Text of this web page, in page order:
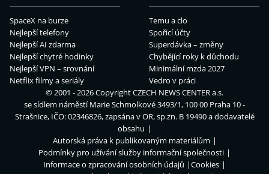
SpaceX na burze
Nejlepší telefony
Nejlepší AI zdarma
Nejlepší chytré hodinky
Nejlepší VPN – srovnání
Netflix filmy a seriály
Temu a clo
Spořicí účty
Superdávka – změny
Chybějící roky k důchodu
Minimální mzda 2027
Vedro v práci
© 2001 - 2026 CopyrightCZECH NEWS CENTER a.s.
se sídlem náměstí Marie Schmolkové 3493/1, 100 00 Praha 10 -
Strašnice, IČO: 02346826, zapsána v OR, sp.zn. B 19490 a dodavatelé
obsahu
Autorská práva k publikovaným materiálům
Podmínky pro užívání služby informační společnosti
Informace o zpracování osobních údajů
Cookies